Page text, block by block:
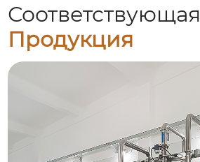
Соответствующая
Продукция